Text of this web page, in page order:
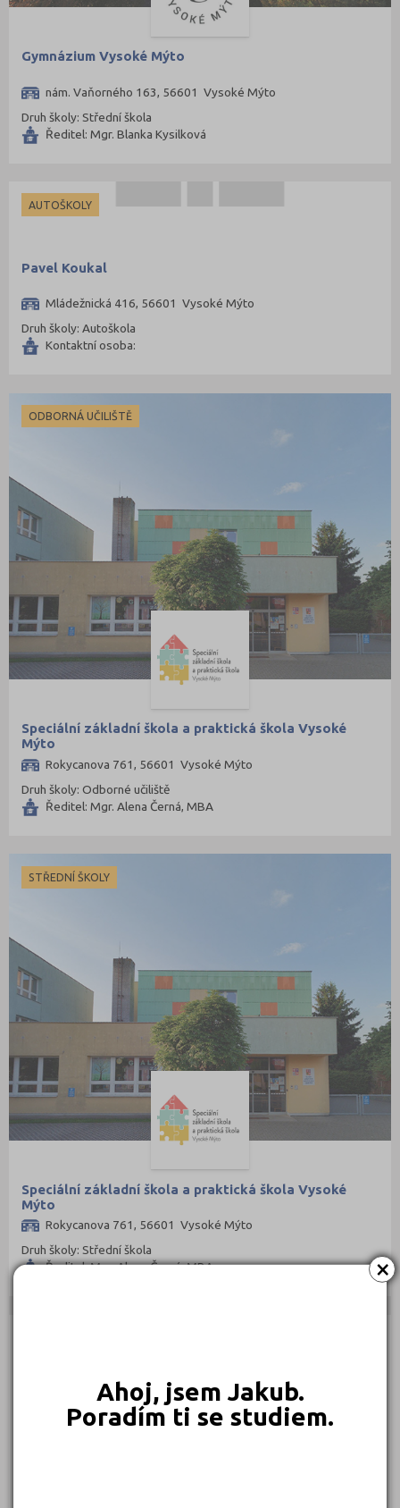
×
Ahoj, jsem Jakub.
Poradím ti se studiem.
Strakonice (65)
Svitavy (105)
Tachov (41)
Trutnov (106)
Třebíč (98)
Uherské Hradiště (134)
Ústí nad Labem (74)
Vsetín (132)
Znojmo (98)
Žďár nad Sázavou (124)
Gymnázium Vysoké Mýto
nám. Vaňorného 163, 56601 Vysoké Mýto
Druh školy: Střední škola
Ředitel: Mgr. Blanka Kysilková
AUTOŠKOLY
Pavel Koukal
Mládežnická 416, 56601 Vysoké Mýto
Druh školy: Autoškola
Kontaktní osoba:
ODBORNÁ UČILIŠTĚ
Speciální základní škola a praktická škola Vysoké
Mýto
Rokycanova 761, 56601 Vysoké Mýto
Druh školy: Odborné učiliště
Ředitel: Mgr. Alena Černá, MBA
STŘEDNÍ ŠKOLY
Speciální základní škola a praktická škola Vysoké
Mýto
Rokycanova 761, 56601 Vysoké Mýto
Druh školy: Střední škola
Ředitel: Mgr. Alena Černá, MBA
Speciální základní škola a praktická škola Vysoké